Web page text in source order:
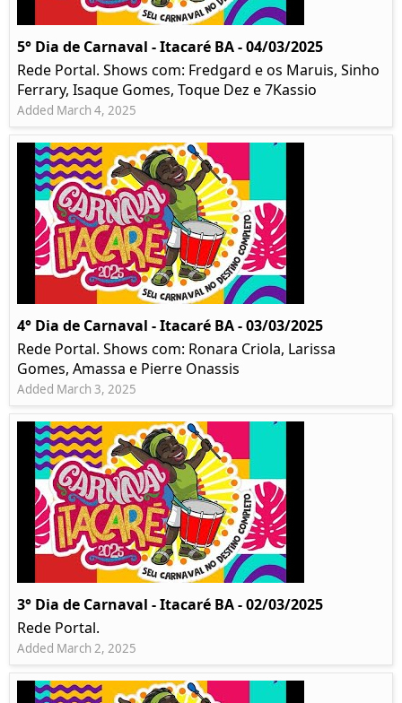
5° Dia de Carnaval - Itacaré BA - 04/03/2025
Rede Portal. Shows com: Fredgard e os Maruis, Sinho
Ferrary, Isaque Gomes, Toque Dez e 7Kassio
Added March 4, 2025
4° Dia de Carnaval - Itacaré BA - 03/03/2025
Rede Portal. Shows com: Ronara Criola, Larissa
Gomes, Amassa e Pierre Onassis
Added March 3, 2025
3° Dia de Carnaval - Itacaré BA - 02/03/2025
Rede Portal.
Added March 2, 2025